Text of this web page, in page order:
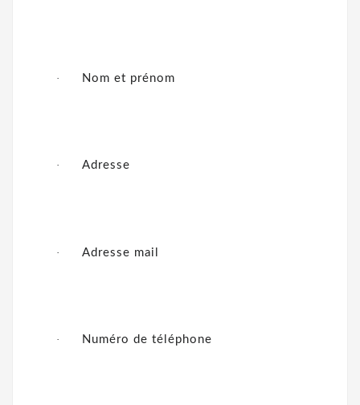
· Nom et prénom
· Adresse
· Adresse mail
· Numéro de téléphone